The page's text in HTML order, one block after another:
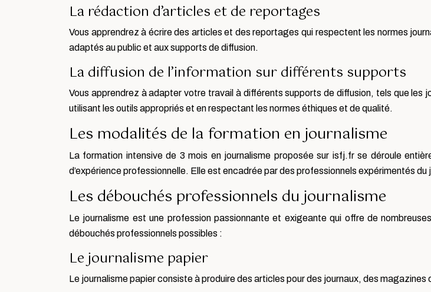
La rédaction d’articles et de reportages
Vous apprendrez à écrire des articles et des reportages qui respectent les normes
adaptés au public et aux supports de diffusion.
La diffusion de l’information sur différents supports
Vous apprendrez à adapter votre travail à différents supports de diffusion, tels que les
utilisant les outils appropriés et en respectant les normes éthiques et de qualité.
Les modalités de la formation en journalisme
La formation intensive de 3 mois en journalisme proposée sur isfj.fr se déroule
d’expérience professionnelle. Elle est encadrée par des professionnels expérimentés du
Les débouchés professionnels du journalisme
Le journalisme est une profession passionnante et exigeante qui offre de
débouchés professionnels possibles :
Le journalisme papier
Le journalisme papier consiste à produire des articles pour des journaux, des magazines